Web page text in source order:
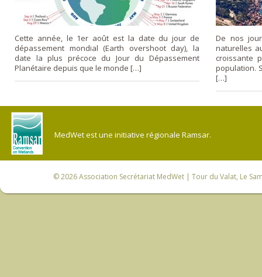
Cette année, le 1er août est la date du jour de
dépassement mondial (Earth overshoot day), la
date la plus précoce du Jour du Dépassement
Planétaire depuis que le monde […]
De nos
naturelles
croissante
population.
[…]
MedWet est une initiative régionale Ramsar.
© 2026Association Secrétariat MedWet | Tour du Valat, Le